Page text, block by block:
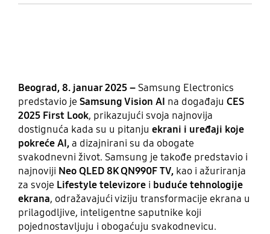
Beograd, 8. januar 2025 – Samsung Electronics
predstavio je Samsung Vision AI na događaju CES
2025 First Look, prikazujući svoja najnovija
dostignuća kada su u pitanju ekrani i uređaji koje
pokreće AI,a dizajnirani su da obogate
svakodnevni život. Samsung je takođe predstavio i
najnoviji Neo QLED 8K QN990F TV, kao i ažuriranja
za svoje Lifestyle televizorei buduće tehnologije
ekrana, odražavajući viziju transformacije ekrana u
prilagodljive, inteligentne saputnike koji
pojednostavljuju i obogaćuju svakodnevicu.